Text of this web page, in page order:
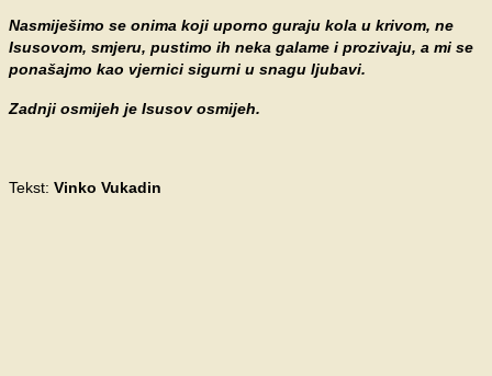
Nasmiješimo se onima koji uporno guraju kola u krivom, ne
Isusovom, smjeru, pustimo ih neka galame i prozivaju, a mi se
ponašajmo kao vjernici sigurni u snagu ljubavi.
Zadnji osmijeh je Isusov osmijeh.
Tekst: Vinko Vukadin